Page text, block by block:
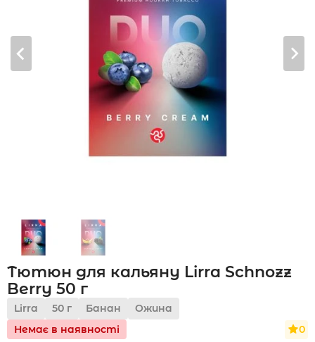
Укр
Тютюн для кальяну Lirra Schnozz
Berry 50 г
Lirra 50 г Банан
Ожина
Немає в наявності
0